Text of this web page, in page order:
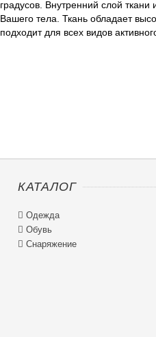
градусов. Внутренний слой
Вашего тела. Ткань обладает
подходит для всех видов
КАТАЛОГ
 Одежда
 Обувь
 Снаряжение